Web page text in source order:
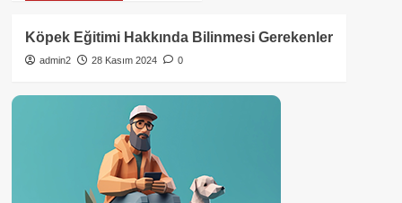
Köpek Eğitimi Hakkında Bilinmesi Gerekenler
admin2 28 Kasım 2024 0